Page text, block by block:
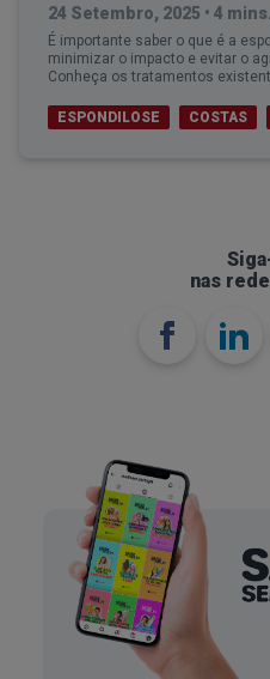
24 Setembro, 2025 • 4
É importante saber o que é a
minimizar o impacto e evitar o
Conheça os tratamentos
ESPONDILOSE COSTAS
nas